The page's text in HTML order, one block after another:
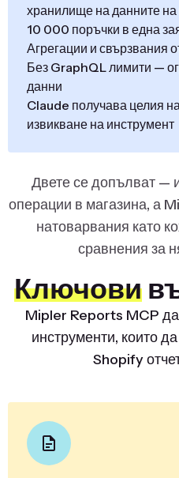
хранилище на данните на
10 000 поръчки в една
Агрегации и свързвания
Без GraphQL лимити —
данни
Claude получава целия
извикване на инструмент
Двете се допълват —
операции в магазина, а
натоварвания като
сравнения за
Ключови
Mipler Reports MCP
инструменти, които
Shopify